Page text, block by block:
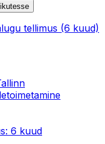
tellimus (6 kuud)
: 6 kuud